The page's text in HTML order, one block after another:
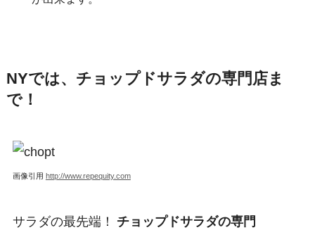
NYでは、チョップドサラダの専門店ま
で！
画像引用 http://www.repequity.com
サラダの最先端！
チョップドサラダの専門